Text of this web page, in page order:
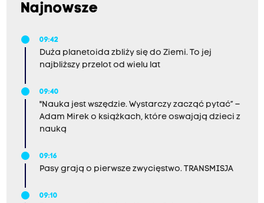
Najnowsze
09:42
Duża planetoida zbliży się do Ziemi. To jej
najbliższy przelot od wielu lat
09:40
"Nauka jest wszędzie. Wystarczy zacząć pytać” –
Adam Mirek o książkach, które oswajają dzieci z
nauką
09:16
Pasy grają o pierwsze zwycięstwo. TRANSMISJA
09:10